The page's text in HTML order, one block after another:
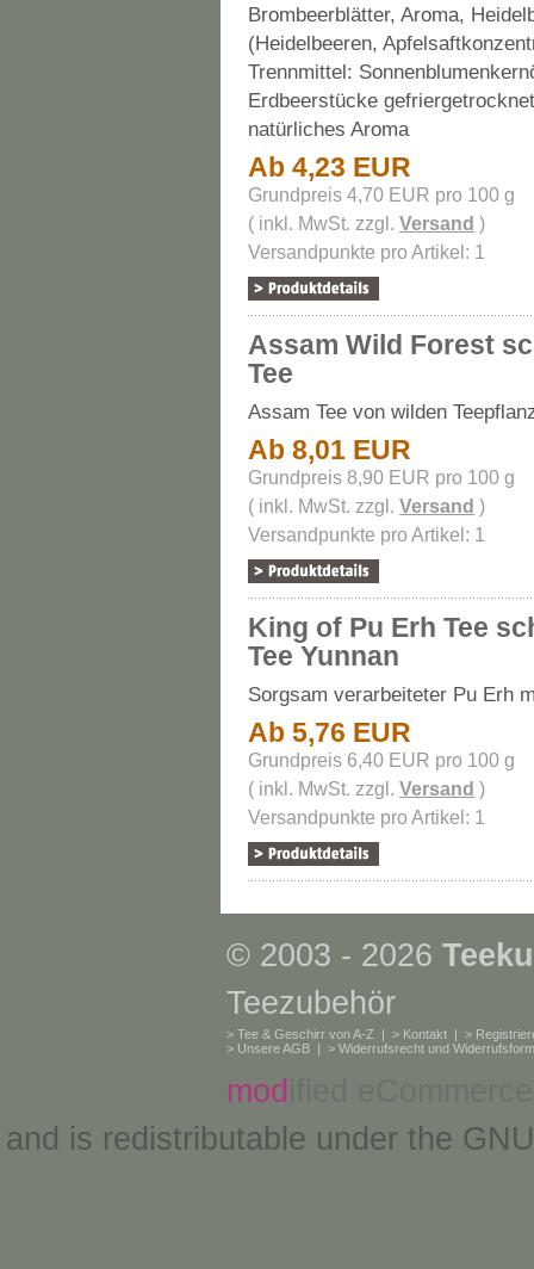
Brombeerblätter, Aroma,
(Heidelbeeren,
Trennmittel:
Erdbeerstücke
natürliches Aroma
Ab 4,23 EUR
Grundpreis 4,70 EUR pro 100 g
( inkl. MwSt. zzgl.Versand )
Versandpunkte pro Artikel: 1
Assam Wild Forest
Tee
Assam Tee von wilden
Ab 8,01 EUR
Grundpreis 8,90 EUR pro 100 g
( inkl. MwSt. zzgl.Versand )
Versandpunkte pro Artikel: 1
King of Pu Erh Tee
Tee Yunnan
Sorgsam verarbeiteter Pu Erh
Ab 5,76 EUR
Grundpreis 6,40 EUR pro 100 g
( inkl. MwSt. zzgl.Versand )
Versandpunkte pro Artikel: 1
© 2003 - 2026
Teezubehör
> Tee & Geschirr von A-Z | > Kontakt | >
> Unsere AGB | > Widerrufsrecht und
mod
and is redistributable under the